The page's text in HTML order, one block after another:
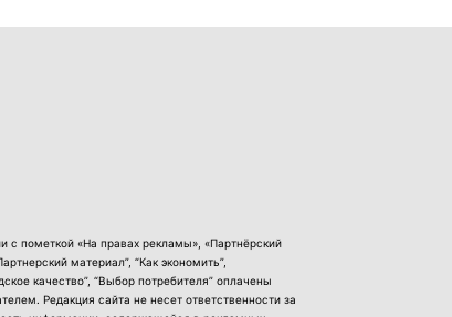
с пометкой «На правах рекламы», «Партнёрский
материал”, “Как экономить”,
качество”, “Выбор потребителя” оплачены
Редакция сайта не несет ответственности за